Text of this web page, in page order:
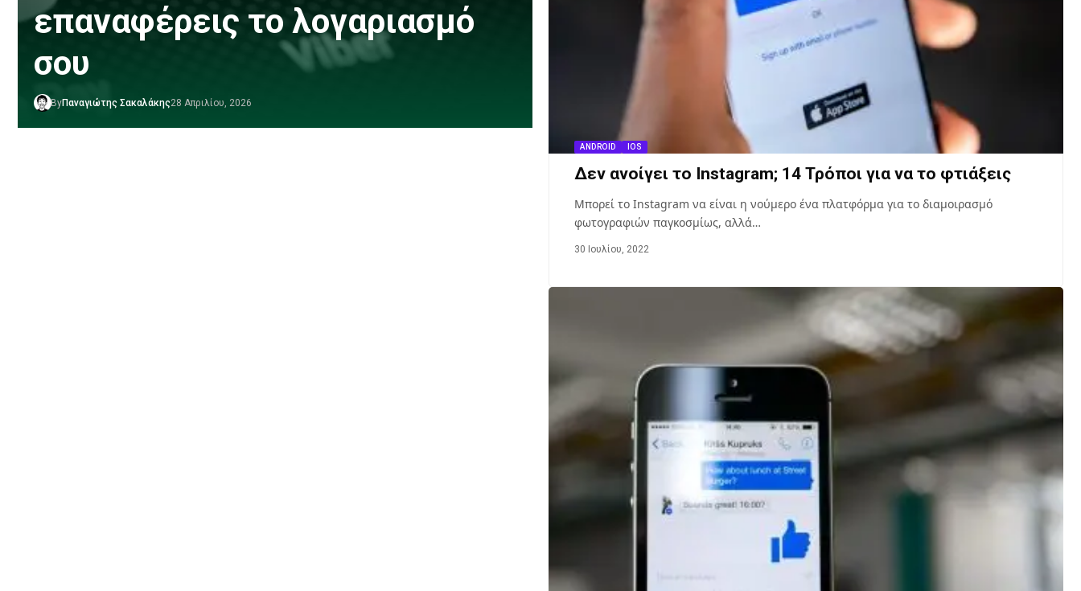
επαναφέρεις το λογαριασμό
σου
ByΠαναγιώτης Σακαλάκης28 Απριλίου, 2026
ANDROID IOS
Δεν ανοίγει το Instagram; 14 Τρόποι για να το φτιάξεις
Μπορεί το Instagram να είναι η νούμερο ένα πλατφόρμα για το διαμοιρασμό
φωτογραφιών παγκοσμίως, αλλά…
30 Ιουλίου, 2022